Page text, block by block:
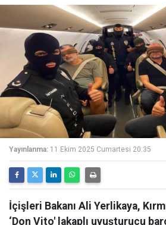
Yayınlanma: 11 Ekim 2025 Cumartesi 20:35
İçişleri Bakanı Ali Yerlikaya,
‘Don Vito' lakaplı uyuşturucu